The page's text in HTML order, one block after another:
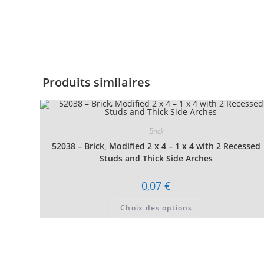
Produits similaires
Brick
52038 – Brick, Modified 2 x 4 – 1 x 4 with 2 Recessed
Studs and Thick Side Arches
0,07€
Choix des options
a